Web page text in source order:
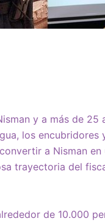
y a más de 25
los encubridores
a Nisman en
trayectoria del
de 10.000